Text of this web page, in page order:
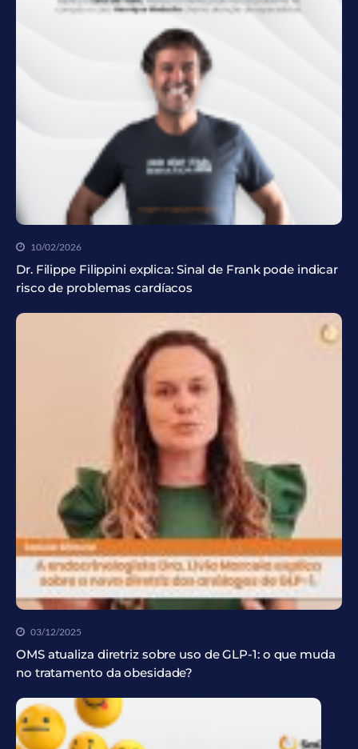
10/02/2026
Dr. Filippe Filippini explica: Sinal de Frank pode indicar
risco de problemas cardíacos
03/12/2025
OMS atualiza diretriz sobre uso de GLP-1: o que muda
no tratamento da obesidade?